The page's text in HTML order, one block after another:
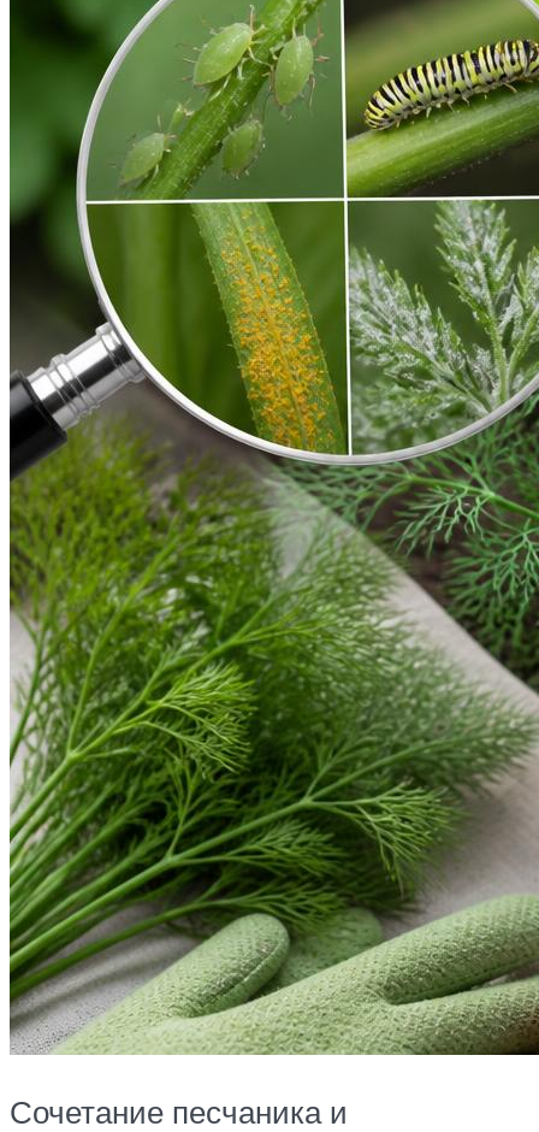
Сочетание песчаника и